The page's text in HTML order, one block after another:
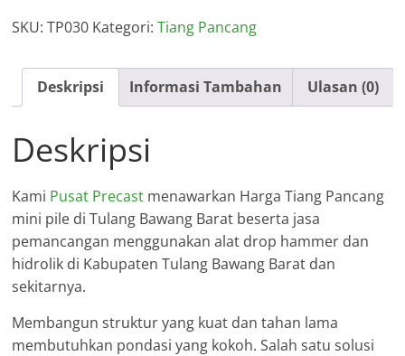
Pancang
Bawang
Barat
SKU:TP030 Kategori:Tiang Pancang
Deskripsi Informasi Tambahan Ulasan (0)
Deskripsi
Kami Pusat Precast menawarkan Harga Tiang Pancang
mini pile di Tulang Bawang Barat beserta jasa
pemancangan menggunakan alat drop hammer dan
hidrolik di Kabupaten Tulang Bawang Barat dan
sekitarnya.
Membangun struktur yang kuat dan tahan lama
membutuhkan pondasi yang kokoh. Salah satu solusi